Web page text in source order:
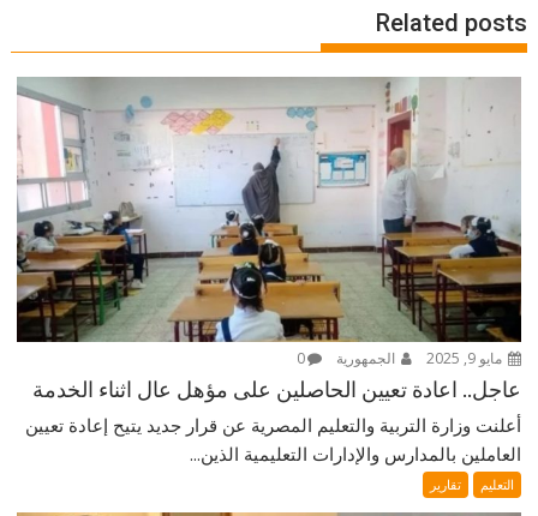
Related posts
مايو 9, 2025 الجمهورية 0
عاجل.. اعادة تعيين الحاصلين على مؤهل عال اثناء الخدمة
أعلنت وزارة التربية والتعليم المصرية عن قرار جديد يتيح إعادة تعيين
العاملين بالمدارس والإدارات التعليمية الذين...
التعليم تقارير